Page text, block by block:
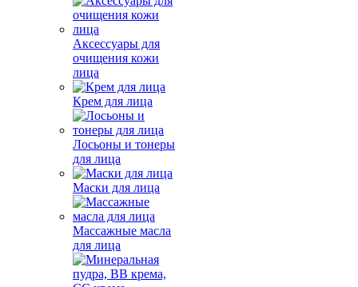
Аксессуары для
очищения кожи
лица
Крем для лица
Лосьоны и тонеры
для лица
Маски для лица
Массажные масла
для лица